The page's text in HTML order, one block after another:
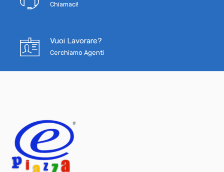
Chiamaci!
Vuoi Lavorare?
Cerchiamo Agenti